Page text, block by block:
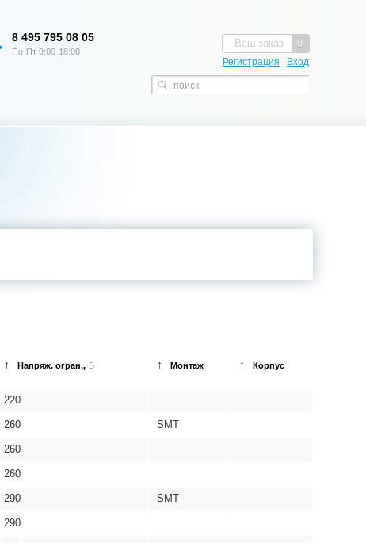
0
Ваш заказ
Регистрация Вход
8 495 795 08 05
Пн-Пт 9:00-18:00
↑ Напряж. огран., В ↑ Монтаж ↑ Корпус
220
260 SMT
260
260
290 SMT
290